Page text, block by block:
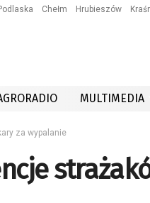
Chełm Hrubieszów
MULTIMEDIA
za wypalanie